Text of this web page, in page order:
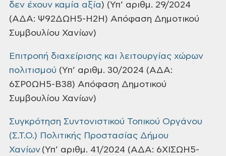
δεν έχουν καμία αξία) (Υπ’ αριθμ. 29/2024
(ΑΔΑ: Ψ92ΔΩΗ5-Η2Η) Απόφαση Δημοτικού
Συμβουλίου Χανίων)
Επιτροπή διαχείρισης και λειτουργίας χώρων
πολιτισμού (Υπ’ αριθμ. 30/2024 (ΑΔΑ:
6ΣΡ0ΩΗ5-Β38) Απόφαση Δημοτικού
Συμβουλίου Χανίων)
Συγκρότηση Συντονιστικού Τοπικού Οργάνου
(Σ.Τ.Ο.) Πολιτικής Προστασίας Δήμου
Χανίων (Υπ’ αριθμ. 41/2024 (ΑΔΑ: 6ΧΙΣΩΗ5-